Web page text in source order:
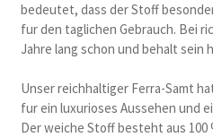
bedeutet, dass der Stoff
fur den taglichen Gebrauch. Bei
Jahre lang schon und behalt sein
Unser reichhaltiger Ferra-Samt
fur ein luxurioses Aussehen und
Der weiche Stoff besteht aus